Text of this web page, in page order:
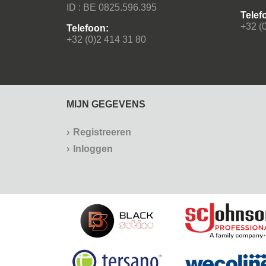
ID : BE 0825.596.395
Telefoon:
+32 (0)2 414 31 80
+32
MIJN GEGEVENS
Registreeren
Inloggen